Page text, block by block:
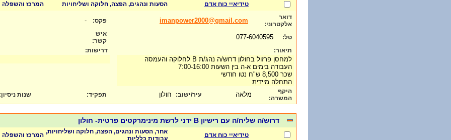
טידיאיי כוח אדם הסעות ונהגים, הפצה, חלוקה ושליחויות המרכז והשפלה
דואר
אלקטרוני:
imanpower2000@gmail.com פקס: -
טל:
איש
קשר:
תיאור:
למחסן פרזול בחולון דרוש/ה נהג/ת B לחלוקה והעמסה
העבודה בימים א-ה בין השעות 7:00-16:00
שכר 8,500 ש"ח נטו חודשי
התחלה מיידית
דרישות:
היקף
המשרה:
מלאה עיר/ישוב: חולון תפקיד: שנות ניסיון:
דרוש/ה שליח/ה עם רישיון B ידני לרשת מינימרקטים פרטית- חולון
טידיאיי כוח אדם
אחר, הסעות ונהגים, הפצה, חלוקה ושליחויות,
עבודות כלליות
המרכז והשפלה